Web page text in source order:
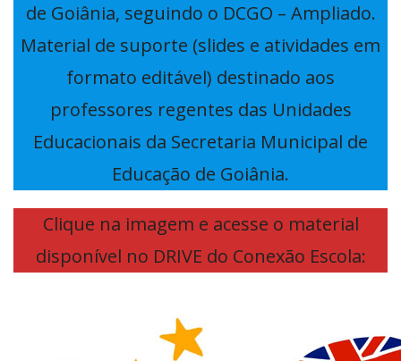
de Goiânia, seguindo o DCGO – Ampliado.
Material de suporte (slides e atividades em
formato editável) destinado aos
professores regentes das Unidades
Educacionais da Secretaria Municipal de
Educação de Goiânia.
Clique na imagem e acesse o material
disponível no DRIVE do Conexão Escola: